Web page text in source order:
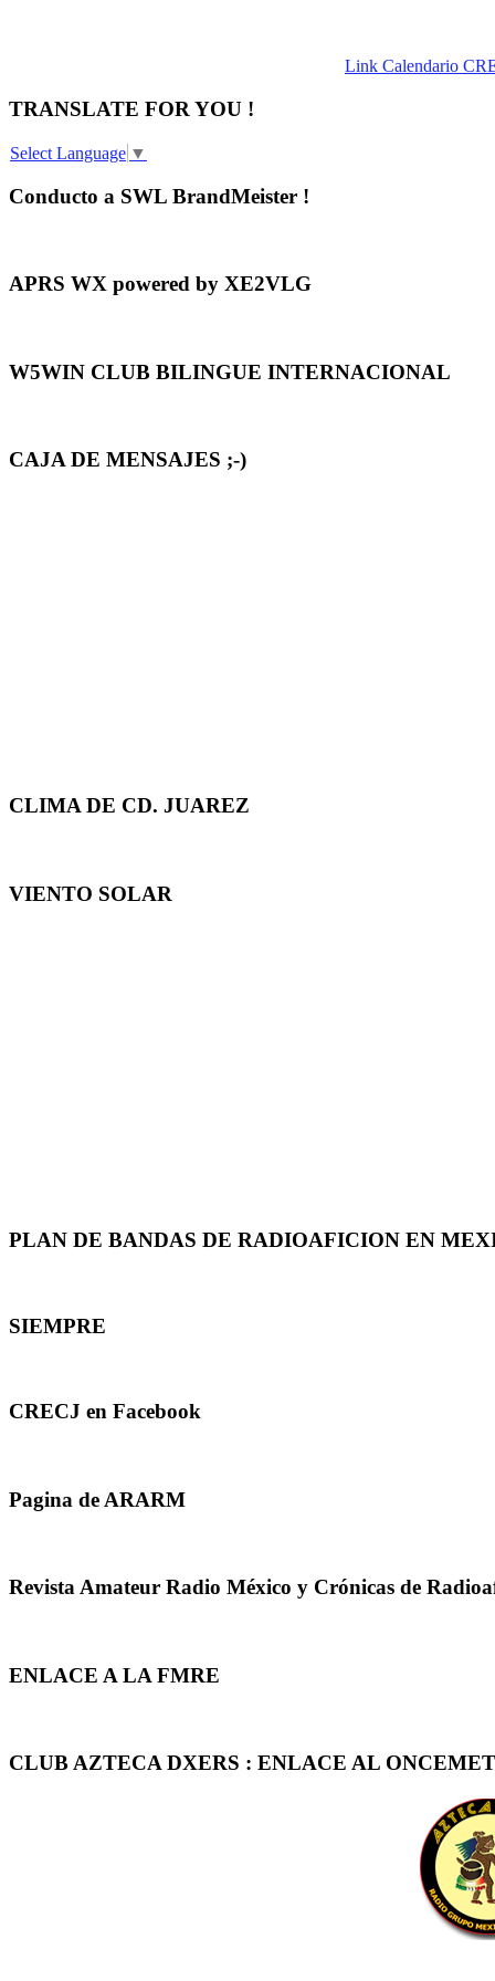
Link Calendario
TRANSLATE FOR YOU !
Select Language ▼
Conducto a SWL BrandMeister !
APRS WX powered by XE2VLG
W5WIN CLUB BILINGUE INTERNACIONAL
CAJA DE MENSAJES ;-)
CLIMA DE CD. JUAREZ
VIENTO SOLAR
PLAN DE BANDAS DE RADIOAFICION EN
SIEMPRE
CRECJ en Facebook
Pagina de ARARM
Revista Amateur Radio México y Crónicas de
ENLACE A LA FMRE
CLUB AZTECA DXERS : ENLACE AL